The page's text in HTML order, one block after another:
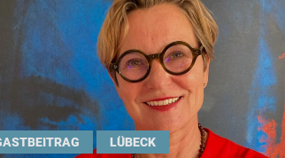
LÜBECK